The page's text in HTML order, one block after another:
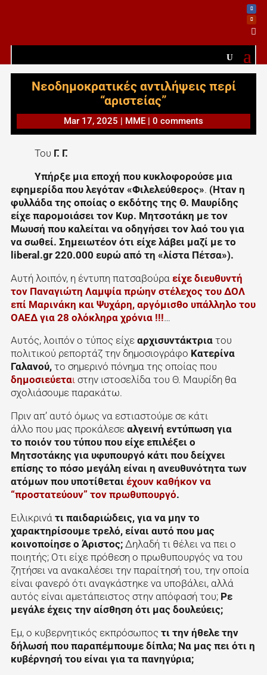

Νεοδημοκρατικές αντιλήψεις περί
“αριστείας”
Mar 17, 2025 | ΜΜΕ | 0 comments
Του Γ. Γ.
Υπήρξε μια εποχή που κυκλοφορούσε μια
εφημερίδα που λεγόταν «Φιλελεύθερος». (Ηταν η
φυλλάδα της οποίας ο εκδότης της Θ. Μαυρίδης
είχε παρομοιάσει τον Κυρ. Μητσοτάκη με τον
Μωυσή που καλείται να οδηγήσει τον λαό του για
να σωθεί. Σημειωτέον ότι είχε λάβει μαζί με το
liberal.gr 220.000 ευρώ από τη «λίστα Πέτσα»).
Αυτή λοιπόν, η έντυπη πατσαβούρα είχε διευθυντή
τον Παναγιώτη Λαμψία πρώην στέλεχος του ΔΟΛ
επί Μαρινάκη και Ψυχάρη, αργόμισθο υπάλληλο του
ΟΑΕΔ για 28 ολόκληρα χρόνια !!!…
Αυτός, λοιπόν ο τύπος είχε αρχισυντάκτριατου
πολιτικού ρεπορτάζ την δημοσιογράφο Κατερίνα
Γαλανού,το σημερινό πόνημα της οποίας που
δημοσιεύεται στην ιστοσελίδα του Θ. Μαυρίδη θα
σχολιάσουμε παρακάτω.
Πριν απ’ αυτό όμως να εστιαστούμε σε κάτι
άλλο που μας προκάλεσε αλγεινή εντύπωση για
το ποιόν του τύπου που είχε επιλέξει ο
Μητσοτάκης για υφυπουργό κάτι που δείχνει
επίσης το πόσο μεγάλη είναι η ανευθυνότητα των
ατόμων που υποτίθεται έχουν καθήκον να
“προστατεύουν” τον πρωθυπουργό.
Ειλικρινά τι παιδαριώδεις, για να μην το
χαρακτηρίσουμε τρελό, είναι αυτό που μας
κοινοποίησε ο Άριστος;Δηλαδή τι θέλει να πει ο
ποιητής; Οτι είχε πρόθεση ο πρωθυπουργός να του
ζητήσει να ανακαλέσει την παραίτησή του, την οποία
είναι φανερό ότι αναγκάστηκε να υποβάλει, αλλά
αυτός είναι αμετάπειστος στην απόφασή του;Ρε
μεγάλε έχεις την αίσθηση ότι μας δουλεύεις;
Εμ, ο κυβερνητικός εκπρόσωπος τι την ήθελε την
δήλωσή που παραπέμπουμε δίπλα; Να μας πει ότι η
κυβέρνησή του είναι για τα πανηγύρια;